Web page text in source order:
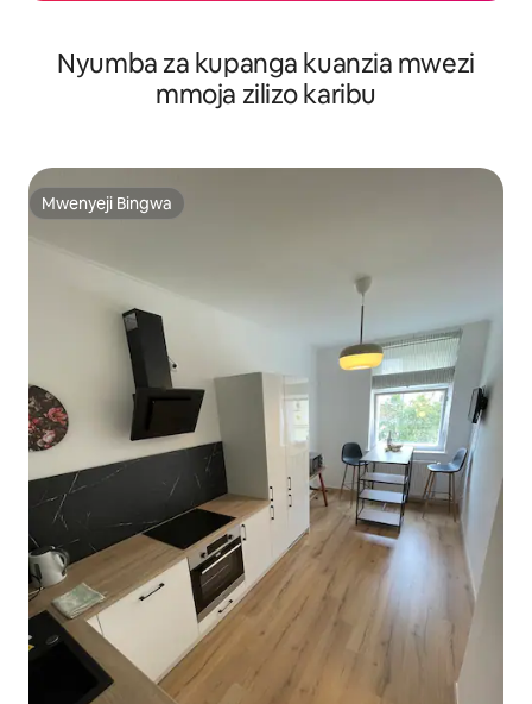
Nyumba za kupanga kuanzia mwezi
mmoja zilizo karibu
Mwenyeji Bingwa
Mwenyeji Bingwa